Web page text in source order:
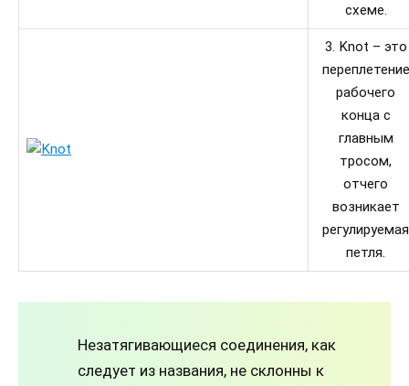
схеме.
3. Knot – это
переплетение
рабочего
конца с
главным
тросом,
отчего
возникает
регулируемая
петля.
Незатягивающиеся соединения, как
следует из названия, не склонны к